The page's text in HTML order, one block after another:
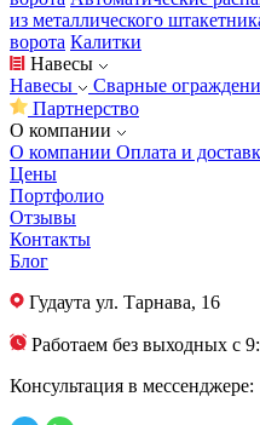
из металлического
ворота Калитки
Навесы
Навесы
Сварные
Партнерство
О компании
О компании Оплата и
Цены
Портфолио
Отзывы
Контакты
Блог
Гудаута ул. Тарнава, 16
Работаем без выходных с
Консультация в мессенджере: